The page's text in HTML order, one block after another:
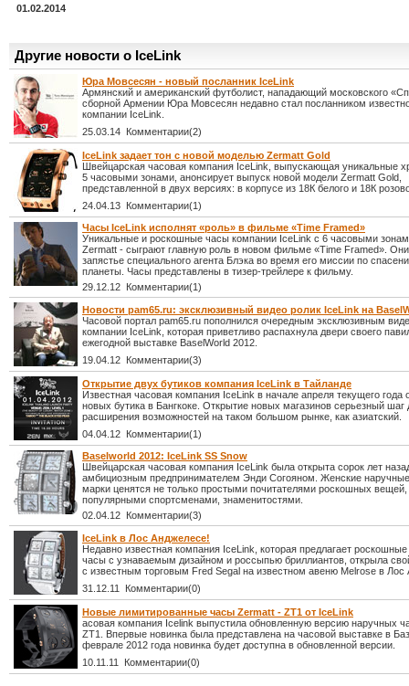
01.02.2014
Другие новости о IceLink
Юра Мовсесян - новый посланник IceLink
Армянский и американский футболист, нападающий московского
сборной Армении Юра Мовсесян недавно стал посланником
компании IceLink.
25.03.14 Комментарии(2)
IceLink задает тон с новой моделью Zermatt Gold
Швейцарская часовая компания IceLink, выпускающая уникальные
5 часовыми зонами, анонсирует выпуск новой модели Zermatt Gold,
представленной в двух версиях: в корпусе из 18К белого и 18К
24.04.13 Комментарии(1)
Часы IceLink исполнят «роль» в фильме «Time Framed»
Уникальные и роскошные часы компании IceLink с 6 часовыми
Zermatt - сыграют главную роль в новом фильме «Time Framed». Они
запястье специального агента Блэка во время его миссии по
планеты. Часы представлены в тизер-трейлере к фильму.
29.12.12 Комментарии(1)
Новости pam65.ru: эксклюзивный видео ролик IceLink на
Часовой портал pam65.ru пополнился очередным эксклюзивным
компании IceLink, которая приветливо распахнула двери своего
ежегодной выставке BaselWorld 2012.
19.04.12 Комментарии(3)
Открытие двух бутиков компания IceLink в Тайланде
Известная часовая компания IceLink в начале апреля текущего года
новых бутика в Бангкоке. Открытие новых магазинов серьезный шаг
расширения возможностей на таком большом рынке, как азиатский.
04.04.12 Комментарии(1)
Baselworld 2012: IceLink SS Snow
Швейцарская часовая компания IceLink была открыта сорок лет
амбициозным предпринимателем Энди Согояном. Женские
марки ценятся не только простыми почитателями роскошных вещей,
популярными спортсменами, знаменитостями.
02.04.12 Комментарии(3)
IceLink в Лос Анджелесе!
Недавно известная компания IceLink, которая предлагает
часы с узнаваемым дизайном и россыпью бриллиантов, открыла
с известным торговым Fred Segal на известном авеню Melrose в Лос
31.12.11 Комментарии(0)
Новые лимитированные часы Zermatt - ZT1 от IceLink
асовая компания Icelink выпустила обновленную версию наручных
ZT1. Впервые новинка была представлена на часовой выставке в
феврале 2012 года новинка будет доступна в обновленной версии.
10.11.11 Комментарии(0)